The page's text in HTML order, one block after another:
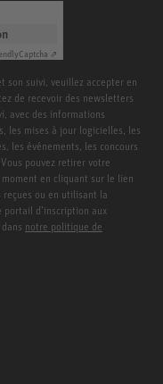
Captcha ⇗
son suivi, veuillez accepter en
de recevoir des newsletters
avec des informations
les mises à jour logicielles, les
les événements, les concours
pouvez retirer votre
en cliquant sur le lien
ou en utilisant la
portail d’inscription aux
notre politique de